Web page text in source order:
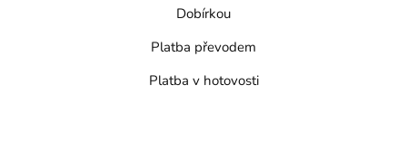
Dobírkou
Platba převodem
Platba v hotovosti